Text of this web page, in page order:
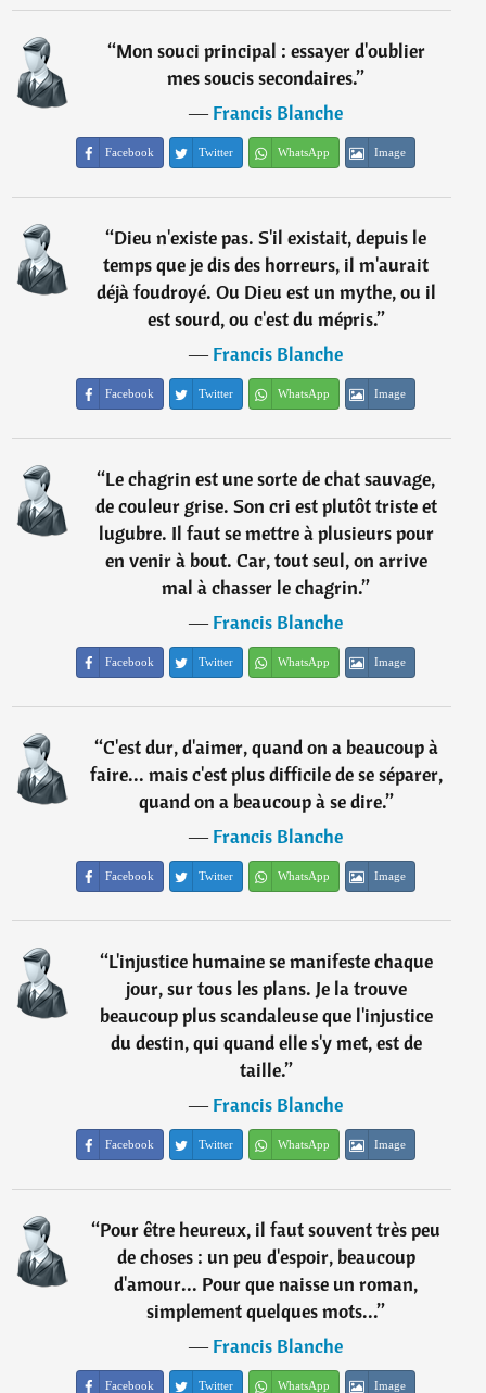
“Mon souci principal : essayer d'oublier
mes soucis secondaires.”
―Francis Blanche
Facebook Twitter WhatsApp Image
“Dieu n'existe pas. S'il existait, depuis le
temps que je dis des horreurs, il m'aurait
déjà foudroyé. Ou Dieu est un mythe, ou il
est sourd, ou c'est du mépris.”
―Francis Blanche
Facebook Twitter WhatsApp Image
“Le chagrin est une sorte de chat sauvage,
de couleur grise. Son cri est plutôt triste et
lugubre. Il faut se mettre à plusieurs pour
en venir à bout. Car, tout seul, on arrive
mal à chasser le chagrin.”
―Francis Blanche
Facebook Twitter WhatsApp Image
“C'est dur, d'aimer, quand on a beaucoup à
faire... mais c'est plus difficile de se séparer,
quand on a beaucoup à se dire.”
―Francis Blanche
Facebook Twitter WhatsApp Image
“L'injustice humaine se manifeste chaque
jour, sur tous les plans. Je la trouve
beaucoup plus scandaleuse que l'injustice
du destin, qui quand elle s'y met, est de
taille.”
―Francis Blanche
Facebook Twitter WhatsApp Image
“Pour être heureux, il faut souvent très peu
de choses : un peu d'espoir, beaucoup
d'amour... Pour que naisse un roman,
simplement quelques mots...”
―Francis Blanche
Facebook Twitter WhatsApp Image